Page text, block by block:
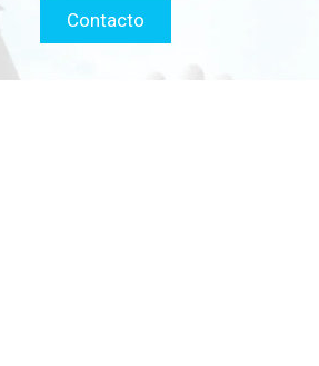
Contacto